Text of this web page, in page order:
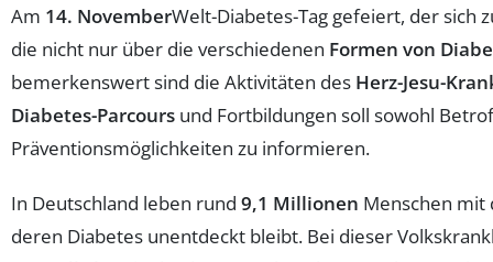
Am 14. NovemberWelt-Diabetes-Tag gefeiert, der sich
die nicht nur über die verschiedenen Formen von
bemerkenswert sind die Aktivitäten des Herz-Jesu-
Diabetes-Parcours und Fortbildungen soll sowohl
Präventionsmöglichkeiten zu informieren.
In Deutschland leben rund 9,1 Millionen Menschen mit
deren Diabetes unentdeckt bleibt. Bei dieser